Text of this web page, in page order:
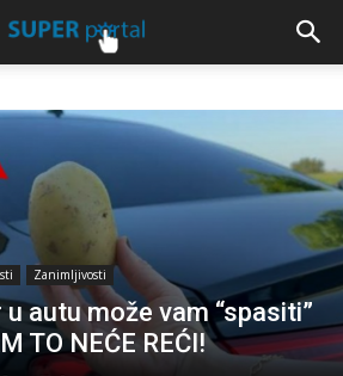
Zanimljivosti
autu može vam “spasiti”
TO NEĆE REĆI!